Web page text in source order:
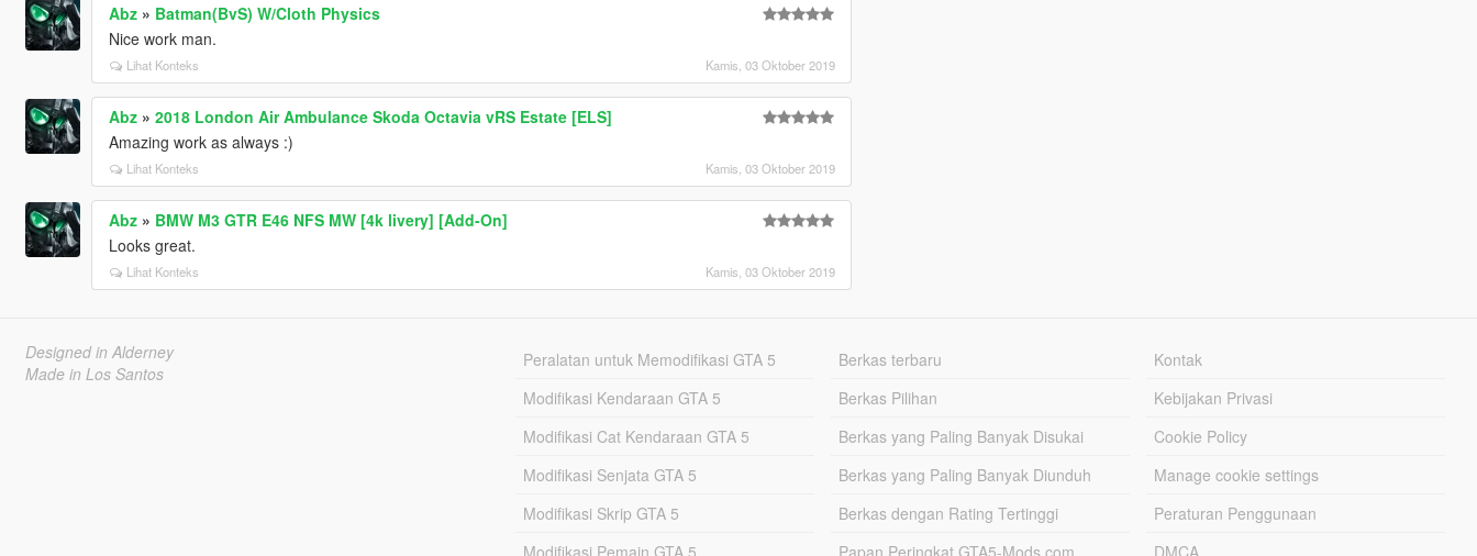
Abz» Batman(BvS) W/Cloth Physics
Nice work man.
Lihat Konteks Kamis, 03 Oktober 2019
Abz» 2018 London Air Ambulance Skoda Octavia vRS Estate [ELS]
Amazing work as always :)
Lihat Konteks Kamis, 03 Oktober 2019
Abz» BMW M3 GTR E46 NFS MW [4k livery] [Add-On]
Looks great.
Lihat Konteks Kamis, 03 Oktober 2019
Designed in Alderney
Made in Los Santos
Peralatan untuk Memodifikasi GTA 5
Modifikasi Kendaraan GTA 5
Modifikasi Cat Kendaraan GTA 5
Modifikasi Senjata GTA 5
Modifikasi Skrip GTA 5
Modifikasi Pemain GTA 5
Berkas terbaru
Berkas Pilihan
Berkas yang Paling Banyak Disukai
Berkas yang Paling Banyak Diunduh
Berkas dengan Rating Tertinggi
Papan Peringkat GTA5-Mods.com
Kontak
Kebijakan Privasi
Cookie Policy
Manage cookie settings
Peraturan Penggunaan
DMCA